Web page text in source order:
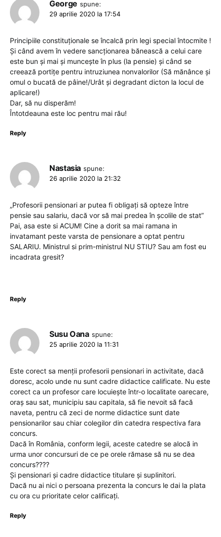
George spune:
29 aprilie 2020 la 17:54
Principiile constituționale se încalcă prin legi special întocmite !
Și când avem în vedere sancționarea bănească a celui care
este bun și mai și muncește în plus (la pensie) și când se
creează portițe pentru intruziunea nonvalorilor (Să mănânce și
omul o bucată de pâine!/Urât și degradant dicton la locul de
aplicare!)
Dar, să nu disperăm!
Întotdeauna este loc pentru mai rău!
Reply
Nastasia spune:
26 aprilie 2020 la 21:32
„Profesorii pensionari ar putea fi obligaţi să opteze între
pensie sau salariu, dacă vor să mai predea în şcolile de stat”
Pai, asa este si ACUM! Cine a dorit sa mai ramana in
invatamant peste varsta de pensionare a optat pentru
SALARIU. Ministrul si prim-ministrul NU STIU? Sau am fost eu
incadrata gresit?
Reply
Susu Oana spune:
25 aprilie 2020 la 11:31
Este corect sa menții profesorii pensionari in activitate, dacă
doresc, acolo unde nu sunt cadre didactice calificate. Nu este
corect ca un profesor care locuiește într-o localitate oarecare,
oraș sau sat, municipiu sau capitala, să fie nevoit să facă
naveta, pentru că zeci de norme didactice sunt date
pensionarilor sau chiar colegilor din catedra respectiva fara
concurs.
Dacă în România, conform legii, aceste catedre se alocă in
urma unor concursuri de ce pe orele rămase să nu se dea
concurs????
Și pensionari și cadre didactice titulare și suplinitori.
Dacă nu ai nici o persoana prezenta la concurs le dai la plata
cu ora cu prioritate celor calificați.
Reply